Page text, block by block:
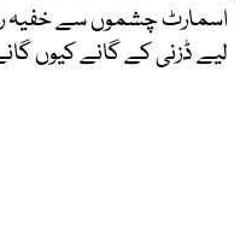
اسمارٹ چشموں سے خفیہ
لیے ڈزنی کے گانے کیوں